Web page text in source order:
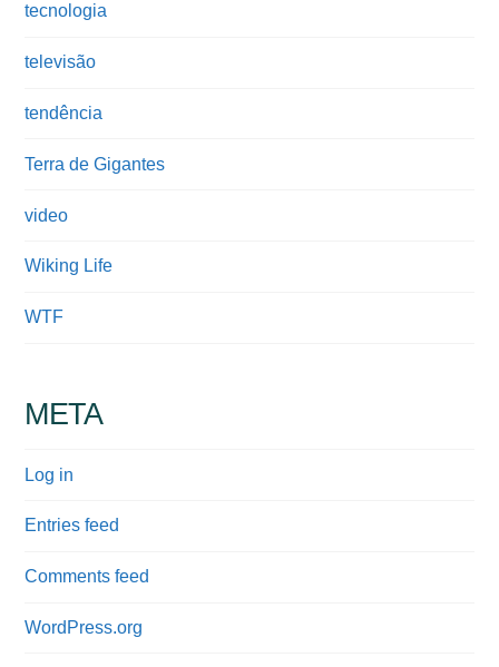
tecnologia
televisão
tendência
Terra de Gigantes
video
Wiking Life
WTF
META
Log in
Entries feed
Comments feed
WordPress.org